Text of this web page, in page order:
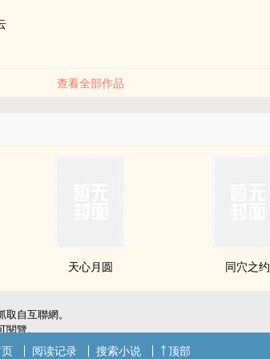
查看全部作品
天心月圆 同穴之约
自互聯網。
閱覽。
系我們。阅读记录 搜索小说 顶部